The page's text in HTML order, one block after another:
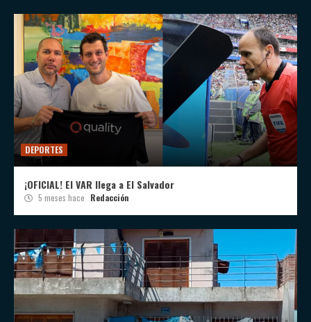
DEPORTES
¡OFICIAL! El VAR llega a El Salvador
5 meses hace Redacción